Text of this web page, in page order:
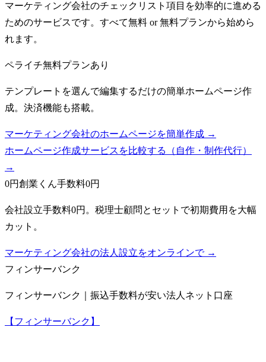
マーケティング会社のチェックリスト項目を効率的に進める
ためのサービスです。すべて無料 or 無料プランから始めら
れます。
ペライチ無料プランあり
テンプレートを選んで編集するだけの簡単ホームページ作
成。決済機能も搭載。
マーケティング会社のホームページを簡単作成 →
ホームページ作成サービスを比較する（自作・制作代行）
→
0円創業くん手数料0円
会社設立手数料0円。税理士顧問とセットで初期費用を大幅
カット。
マーケティング会社の法人設立をオンラインで →
フィンサーバンク
フィンサーバンク｜振込手数料が安い法人ネット口座
【フィンサーバンク】